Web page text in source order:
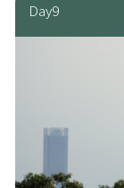
Day9